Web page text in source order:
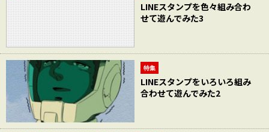
LINEスタンプを色々組み合わ
せて遊んでみた3
特集
LINEスタンプをいろいろ組み
合わせて遊んでみた2